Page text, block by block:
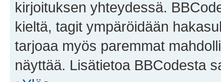
kirjoituksen yhteydessä.
kieltä, tagit ympäröidään
tarjoaa myös paremmat
näyttää. Lisätietoa BBCodesta